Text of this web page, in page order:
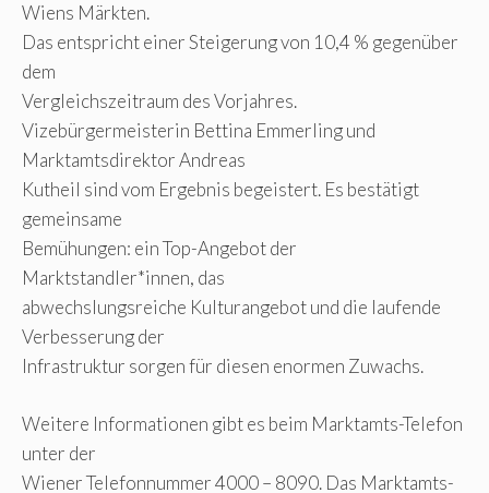
Wiens Märkten.
Das entspricht einer Steigerung von 10,4 % gegenüber
dem
Vergleichszeitraum des Vorjahres.
Vizebürgermeisterin Bettina Emmerling und
Marktamtsdirektor Andreas
Kutheil sind vom Ergebnis begeistert. Es bestätigt
gemeinsame
Bemühungen: ein Top-Angebot der
Marktstandler*innen, das
abwechslungsreiche Kulturangebot und die laufende
Verbesserung der
Infrastruktur sorgen für diesen enormen Zuwachs.
Weitere Informationen gibt es beim Marktamts-Telefon
unter der
Wiener Telefonnummer 4000 – 8090. Das Marktamts-